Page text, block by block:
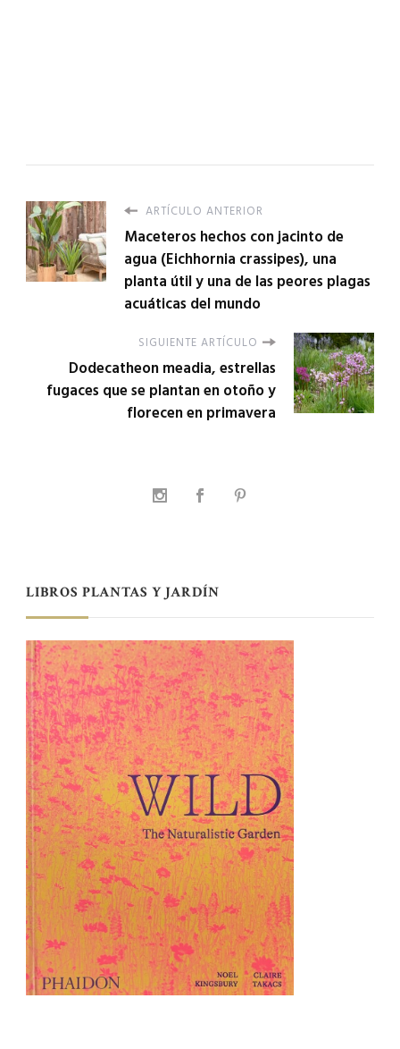
ARTÍCULO ANTERIOR
Maceteros hechos con jacinto de
agua (Eichhornia crassipes), una
planta útil y una de las peores plagas
acuáticas del mundo
SIGUIENTE ARTÍCULO
Dodecatheon meadia, estrellas
fugaces que se plantan en otoño y
florecen en primavera
LIBROS PLANTAS Y JARDÍN